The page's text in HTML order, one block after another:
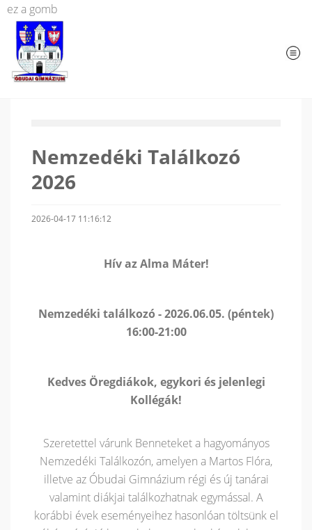
ez a gomb
Nemzedéki Találkozó
2026
2026-04-17 11:16:12
Hív az Alma Máter!
Nemzedéki találkozó - 2026.06.05. (péntek)
16:00-21:00
Kedves Öregdiákok, egykori és jelenlegi
Kollégák!
Szeretettel várunk Benneteket a hagyományos
Nemzedéki Találkozón, amelyen a Martos Flóra,
illetve az Óbudai Gimnázium régi és új tanárai
valamint diákjai találkozhatnak egymással. A
korábbi évek eseményeihez hasonlóan töltsünk el